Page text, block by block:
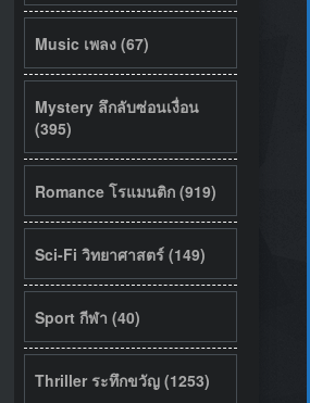
Music เพลง (67)
Mystery ลึกลับซ่อนเงื่อน
(395)
Romance โรแมนติก (919)
Sci-Fi วิทยาศาสตร์ (149)
Sport กีฬา (40)
Thriller ระทึกขวัญ (1253)